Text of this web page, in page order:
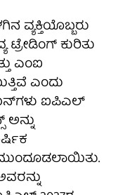
ವ್ಯಕ್ತಿಯೊಬ್ಬರು
ಕುರಿತು
ಎಂಐ
ಎಂದು
ಐಪಿಎಲ್